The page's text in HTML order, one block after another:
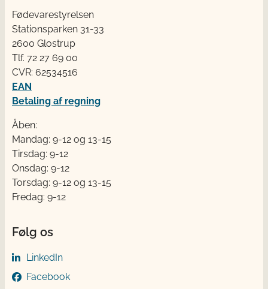
Fødevarestyrelsen
Stationsparken 31-33
2600 Glostrup
Tlf. 72 2​​​7 69 00
CVR: 62534516
EAN
Betaling af regning
Åben:
Mandag: 9-12 og 13-15
Tirsdag: 9-12
Onsdag: 9-12
Torsdag: 9-12 og 13-15
Fredag: 9-12
Følg os
LinkedIn
Facebook